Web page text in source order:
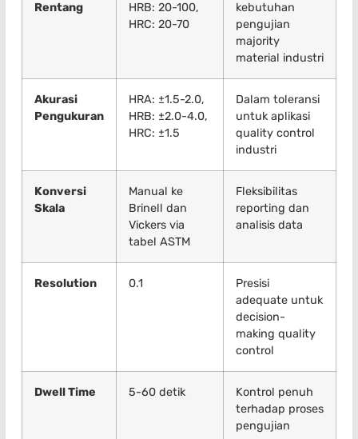
Rentang
HRB: 20-100,
HRC: 20-70
kebutuhan
pengujian
majority
material industri
Akurasi
Pengukuran
HRA: ±1.5-2.0,
HRB: ±2.0-4.0,
HRC: ±1.5
Dalam toleransi
untuk aplikasi
quality control
industri
Konversi
Skala
Manual ke
Brinell dan
Vickers via
tabel ASTM
Fleksibilitas
reporting dan
analisis data
Resolution 0.1
Presisi
adequate untuk
decision-
making quality
control
Dwell Time 5-60 detik
Kontrol penuh
terhadap proses
pengujian